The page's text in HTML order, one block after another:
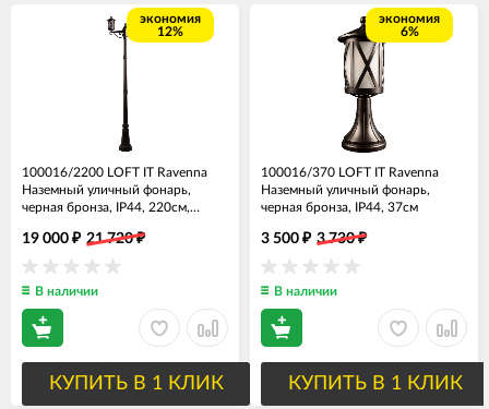
экономия
12%
100016/2200 LOFT IT Ravenna
Наземный уличный фонарь,
черная бронза, IP44, 220см,
19 000 ₽ 21 720₽
В наличии
КУПИТЬ В 1 КЛИК
экономия
6%
100016/370 LOFT IT Ravenna
Наземный уличный фонарь,
черная бронза, IP44, 37см
3 500 ₽ 3 730₽
В наличии
КУПИТЬ В 1 КЛИК